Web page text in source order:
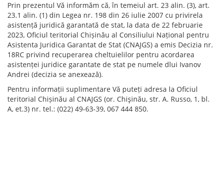
Prin prezentul Vă informăm că, în temeiul art. 23 alin. (3), art.
23.1 alin. (1) din Legea nr. 198 din 26 iulie 2007 cu privirela
asistență juridică garantată de stat, la data de 22 februarie
2023, Oficiul teritorial Chișinău al Consiliului Național pentru
Asistenta Juridica Garantat de Stat (CNAJGS) a emis Decizia nr.
18RC privind recuperarea cheltuielilor pentru acordarea
asistenței juridice garantate de stat pe numele dlui Ivanov
Andrei (decizia se anexează).
Pentru informații suplimentare Vă puteți adresa la Oficiul
teritorial Chișinău al CNAJGS (or. Chişinău, str. A. Russo, 1, bl.
A, et.3) nr. tel.: (022) 49-63-39, 067 444 850.